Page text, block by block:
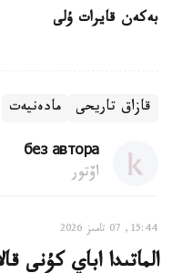
بەكەن قايرات ۇلى
قازاق تاريحى مادەنيەت
без автора
اۆتور
15:44, 07 تامىز 2026
الماتىدا اباي كۇنى